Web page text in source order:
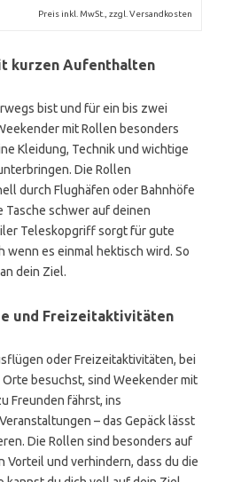
Preis inkl. MwSt., zzgl. Versandkosten
kurzen Aufenthalten
bist und für ein bis zwei
mit Rollen besonders
Kleidung, Technik und wichtige
Die Rollen
durch Flughäfen oder Bahnhöfe
Tasche schwer auf deinen
Teleskopgriff sorgt für gute
wenn es einmal hektisch wird. So
dein Ziel.
und Freizeitaktivitäten
oder Freizeitaktivitäten, bei
besuchst, sind Weekender mit
Freunden fährst, ins
– das Gepäck lässt
Die Rollen sind besonders auf
und verhindern, dass du die